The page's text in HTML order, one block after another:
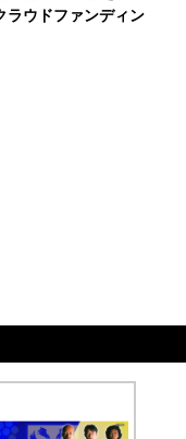
ウドファンディン